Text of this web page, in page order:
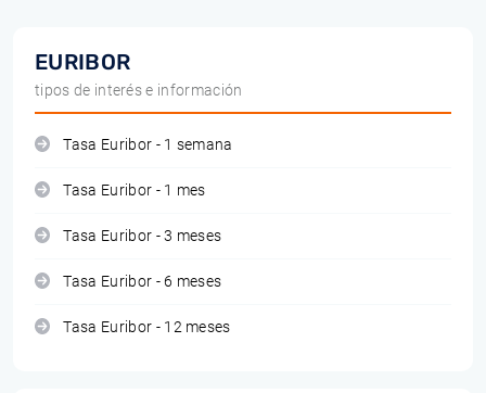
EURIBOR
tipos de interés e información
Tasa Euribor - 1 semana
Tasa Euribor - 1 mes
Tasa Euribor - 3 meses
Tasa Euribor - 6 meses
Tasa Euribor - 12 meses